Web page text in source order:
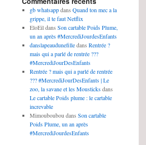
gb whatsappdans Quand ton mec a la
grippe, il te faut Netflix
EloEildans Son cartable Poids Plume,
un an après #MercrediJourdesEnfants
danslapeaudunefilledans Rentrée ?
mais qui a parlé de rentrée ???
#MercrediJourDesEnfants
Rentrée ? mais qui a parlé de rentrée
??? #MercrediJourDesEnfants | Le
zoo, la savane et les Mousticksdans
Le cartable Poids plume : le cartable
increvable
Mimoubouboudans Son cartable
Poids Plume, un an après
#MercrediJourdesEnfants